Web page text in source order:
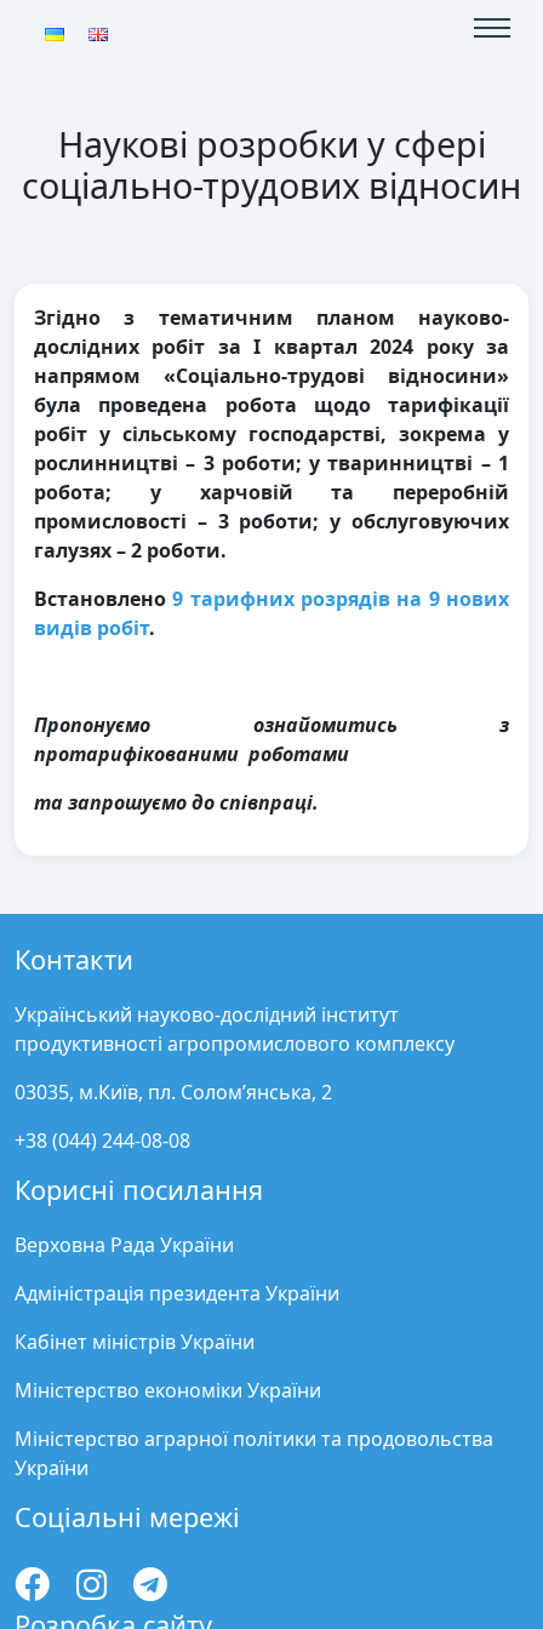
Наукові розробки у сфері
соціально-трудових відносин
Згідно з тематичним планом науково-
дослідних робіт за І квартал 2024 року за
напрямом «Соціально-трудові відносини»
була проведена робота щодо тарифікації
робіт у сільському господарстві, зокрема у
рослинництві – 3 роботи; у тваринництві – 1
робота; у харчовій та переробній
промисловості – 3 роботи; у обслуговуючих
галузях – 2 роботи.
Встановлено9 тарифних розрядів на 9 нових
видів робіт.
Пропонуємо ознайомитись з
протарифікованими роботами
та запрошуємо до співпраці.
Контакти
Український науково-дослідний інститут
продуктивності агропромислового комплексу
03035, м.Київ, пл. Солом’янська, 2
+38 (044) 244-08-08
Корисні посилання
Верховна Рада України
Адміністрація президента України
Кабінет міністрів України
Міністерство економіки України
Міністерство аграрної політики та продовольства
України
Соціальні мережі